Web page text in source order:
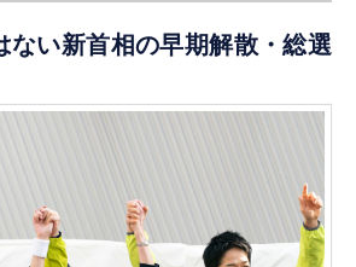
ない新首相の早期解散・総選